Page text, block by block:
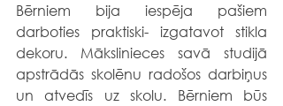
Bērniem bija iespēja pašiem
darboties praktiski- izgatavot stikla
dekoru. Mākslinieces savā studijā
apstrādās skolēnu radošos darbiņus
un atvedīs uz skolu. Bērniem būs